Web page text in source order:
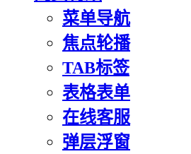
菜单导航
焦点轮播
TAB标签
表格表单
在线客服
弹层浮窗